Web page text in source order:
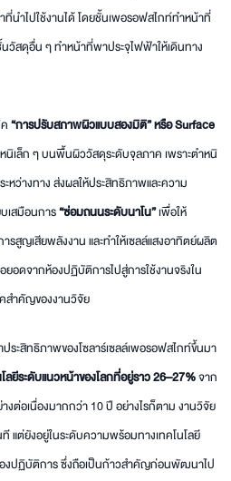
นำไปใช้งานได้ โดยชั้นเพอรอฟสไกท์ทำหน้าที่
วัสดุอื่น ๆ ทำหน้าที่พาประจุไฟฟ้าให้เดินทาง
“การปรับสภาพผิวแบบสองมิติ” หรือSurface
นิเล็ก ๆ บนพื้นผิววัสดุระดับจุลภาค เพราะตำหนิ
หว่างทาง ส่งผลให้ประสิทธิภาพและความ
เสมือนการ“ซ่อมถนนระดับนาโน”เพื่อให้
สูญเสียพลังงาน และทำให้เซลล์แสงอาทิตย์ผลิต
ยอดจากห้องปฏิบัติการไปสู่การใช้งานจริงใน
สำคัญของงานวิจัย
สิทธิภาพของโซลาร์เซลล์เพอรอฟสไกท์ขึ้นมา
ลยีระดับแนวหน้าของโลกที่อยู่ราว 26–27%จาก
ต่อเนื่องมากกว่า 10 ปี อย่างไรก็ตาม งานวิจัย
แต่ยังอยู่ในระดับความพร้อมทางเทคโนโลยี
งปฏิบัติการ ซึ่งถือเป็นก้าวสำคัญก่อนพัฒนาไป